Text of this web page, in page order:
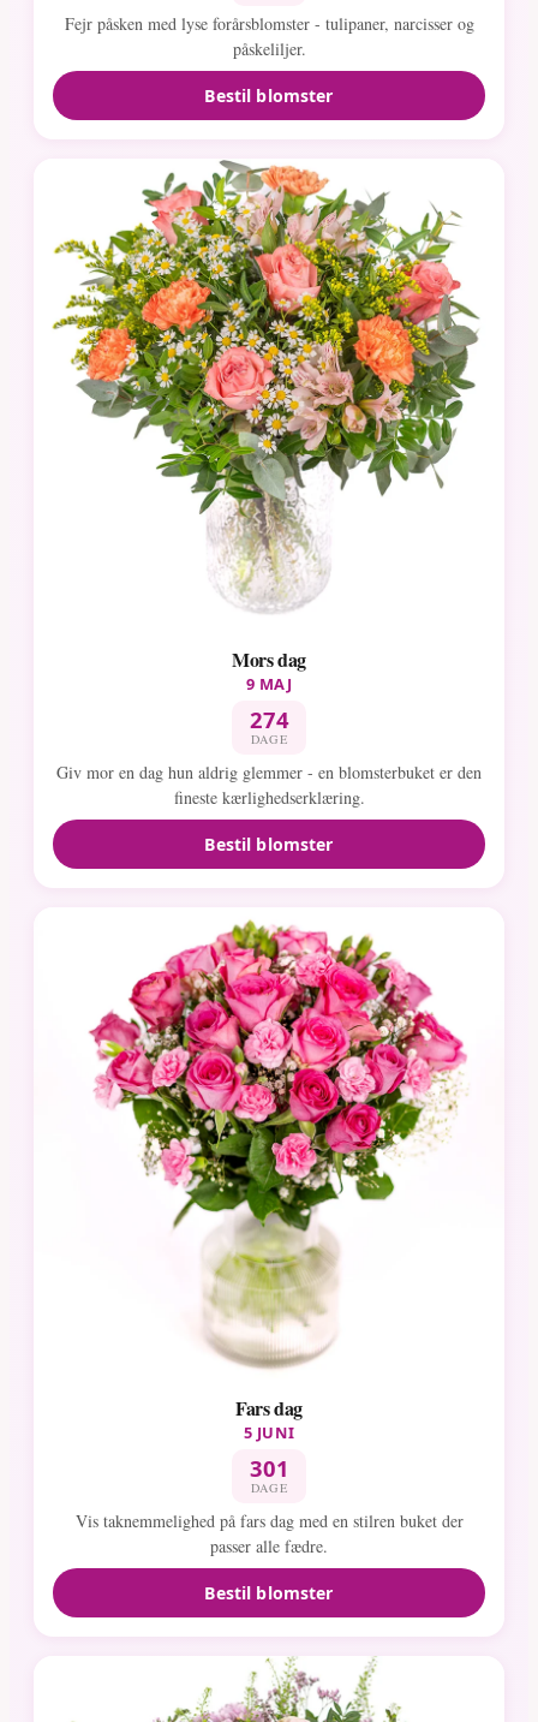
Fejr påsken med lyse forårsblomster - tulipaner, narcisser og
påskeliljer.
Bestil blomster
Mors dag
9 MAJ
274
DAGE
Giv mor en dag hun aldrig glemmer - en blomsterbuket er den
fineste kærlighedserklæring.
Bestil blomster
Fars dag
5 JUNI
301
DAGE
Vis taknemmelighed på fars dag med en stilren buket der
passer alle fædre.
Bestil blomster